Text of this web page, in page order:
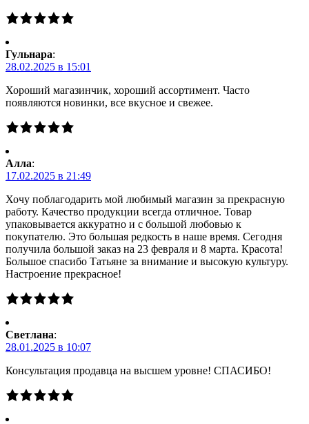
Гульнара:
28.02.2025 в 15:01
Хороший магазинчик, хороший ассортимент. Часто
появляются новинки, все вкусное и свежее.
Алла:
17.02.2025 в 21:49
Хочу поблагодарить мой любимый магазин за прекрасную
работу. Качество продукции всегда отличное. Товар
упаковывается аккуратно и с большой любовью к
покупателю. Это большая редкость в наше время. Сегодня
получила большой заказ на 23 февраля и 8 марта. Красота!
Большое спасибо Татьяне за внимание и высокую культуру.
Настроение прекрасное!
Светлана:
28.01.2025 в 10:07
Консультация продавца на высшем уровне! СПАСИБО!